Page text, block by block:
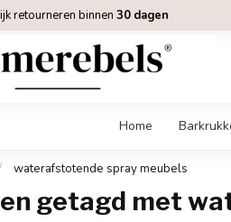
retourneren binnen 30 dagen
Home
waterafstotende spray meubels
getagd met